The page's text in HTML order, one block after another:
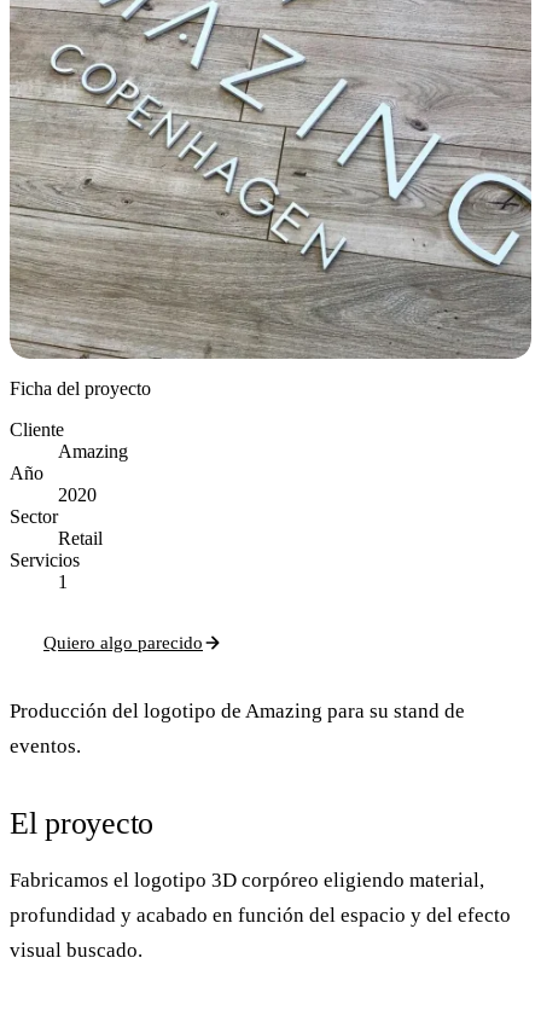
Ficha del proyecto
Cliente
Amazing
Año
2020
Sector
Retail
Servicios
1
Quiero algo parecido
Producción del logotipo de Amazing para su stand de
eventos.
El proyecto
Fabricamos el logotipo 3D corpóreo eligiendo material,
profundidad y acabado en función del espacio y del efecto
visual buscado.